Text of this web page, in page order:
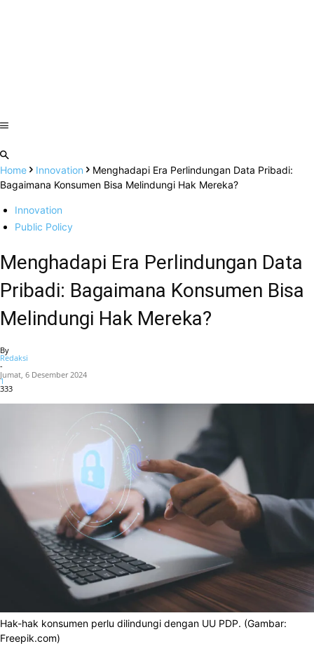
Home Innovation
Menghadapi Era Perlindungan Data Pribadi:
Bagaimana Konsumen Bisa Melindungi Hak Mereka?
Innovation
Public Policy
Menghadapi Era Perlindungan Data
Pribadi: Bagaimana Konsumen Bisa
Melindungi Hak Mereka?
By
Redaksi
-
Jumat, 6 Desember 2024
1
333
Hak-hak konsumen perlu dilindungi dengan UU PDP. (Gambar:
Freepik.com)